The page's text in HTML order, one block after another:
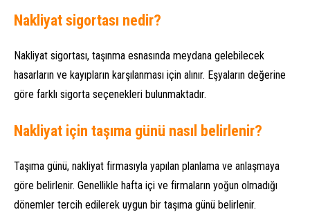
Nakliyat sigortası nedir?
Nakliyat sigortası, taşınma esnasında meydana gelebilecek
hasarların ve kayıpların karşılanması için alınır. Eşyaların değerine
göre farklı sigorta seçenekleri bulunmaktadır.
Nakliyat için taşıma günü nasıl belirlenir?
Taşıma günü, nakliyat firmasıyla yapılan planlama ve anlaşmaya
göre belirlenir. Genellikle hafta içi ve firmaların yoğun olmadığı
dönemler tercih edilerek uygun bir taşıma günü belirlenir.